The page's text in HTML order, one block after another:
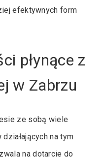
efektywnych form
płynące z
w Zabrzu
ze sobą wiele
na tym
na dotarcie do